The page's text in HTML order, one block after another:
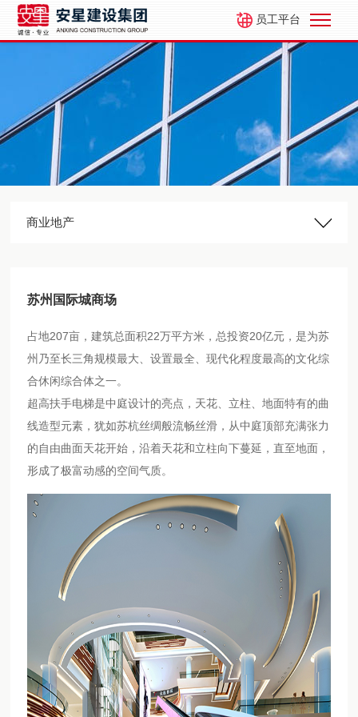
员工平台
商业地产
苏州国际城商场
占地207亩，建筑总面积22万平方米，总投资20亿元，是为苏
州乃至长三角规模最大、设置最全、现代化程度最高的文化综
合休闲综合体之一。
超高扶手电梯是中庭设计的亮点，天花、立柱、地面特有的曲
线造型元素，犹如苏杭丝绸般流畅丝滑，从中庭顶部充满张力
的自由曲面天花开始，沿着天花和立柱向下蔓延，直至地面，
形成了极富动感的空间气质。